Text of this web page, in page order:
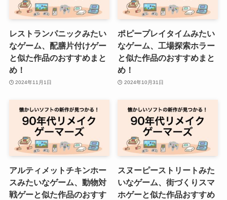
レストランパニックみたい
なゲーム、配膳片付けゲー
と似た作品のおすすめまと
め！
2024年11月1日
ポピープレイタイムみたい
なゲーム、工場探索ホラー
と似た作品のおすすめまと
め！
2024年10月31日
アルティメットチキンホー
スみたいなゲーム、動物対
戦ゲーと似た作品のおすす
スヌーピーストリートみた
いなゲーム、街づくりスマ
ホゲーと似た作品おすすめ